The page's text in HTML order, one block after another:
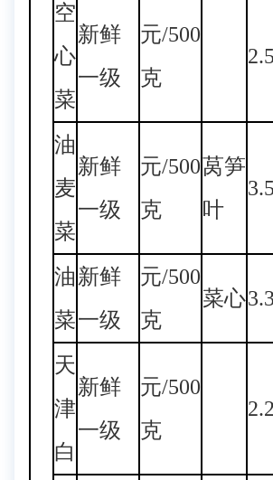
空
心
菜
新鲜
一级
元/500
克
油
麦
菜
新鲜
一级
元/500
克
莴笋
叶
油
菜
新鲜
一级
元/500
克
菜心
天
津
白
新鲜
一级
元/500
克